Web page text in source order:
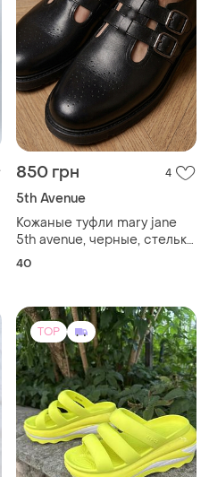
850 грн 4
5th Avenue
Кожаные туфли mary jane
5th avenue, черные, стелька
25,5 см
40
TOP